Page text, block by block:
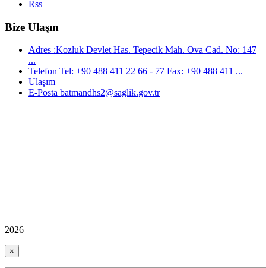
Rss
Bize Ulaşın
Adres :Kozluk Devlet Has. Tepecik Mah. Ova Cad. No: 147
...
Telefon Tel: +90 488 411 22 66 - 77 Fax: +90 488 411 ...
Ulaşım
E-Posta batmandhs2@saglik.gov.tr
2026
×